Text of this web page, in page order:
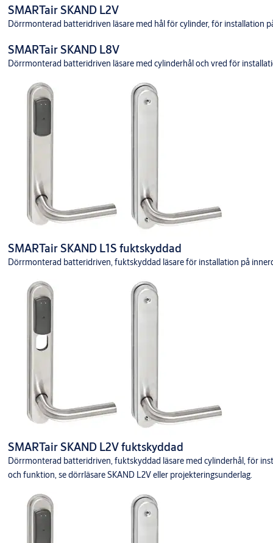
SMARTair SKAND L2V
Dörrmonterad batteridriven läsare med hål för cylinder, för installation
SMARTair SKAND L8V
Dörrmonterad batteridriven läsare med cylinderhål och vred för
SMARTair SKAND L1S fuktskyddad
Dörrmonterad batteridriven, fuktskyddad läsare för installation på
SMARTair SKAND L2V fuktskyddad
Dörrmonterad batteridriven, fuktskyddad läsare med cylinderhål, för
och funktion, se dörrläsare SKAND L2V eller projekteringsunderlag.